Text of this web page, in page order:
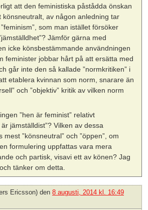
att den feministiska påstådda önskan
könsneutralt, av någon anledning tar
som man istället försöker
Jämför gärna med
icke könsbestämmande användningen
feminister jobbar hårt på att ersätta med
går inte den så kallade ”normkritiken” i
etablera kvinnan som norm, snarare än
och ”objektiv” kritik av vilken norm
”hen är feminist” relativt
jämställdist”? Vilken av dessa
”könsneutral” och ”öppen”, om
formulering uppfattas vara mera
och partisk, visavi ett av könen? Jag
tänker om detta.
Ericsson) den 8 augusti, 2014 kl. 16:49